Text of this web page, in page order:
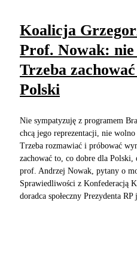
Koalicja
Prof. Nowak:
Trzeba
Polski
Nie sympatyzuję z programem
chcą jego reprezentacji, nie
Trzeba rozmawiać i próbować
zachować to, co dobre dla Polski,
prof. Andrzej Nowak, pytany o
Sprawiedliwości z Konfederacją
doradca społeczny Prezydenta RP